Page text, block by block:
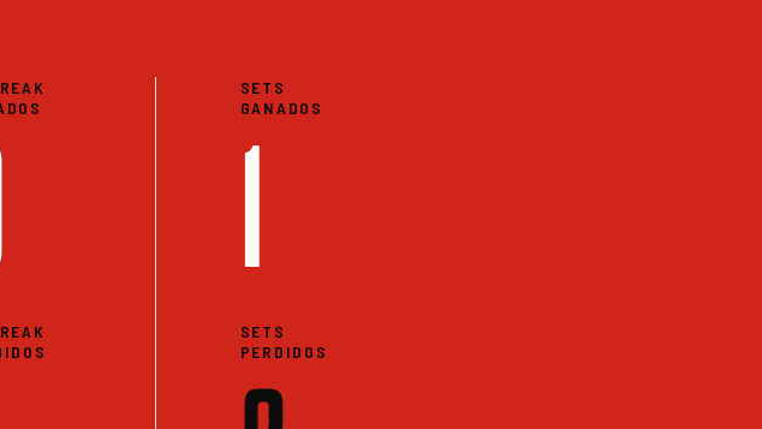
SETS
GANADOS
1
SETS
PERDIDOS